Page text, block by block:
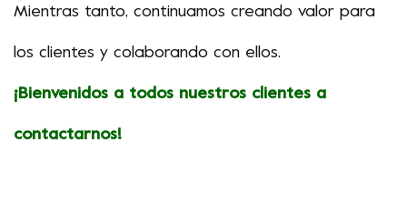
Mientras tanto, continuamos creando valor para
los clientes y colaborando con ellos.
¡Bienvenidos a todos nuestros clientes a
contactarnos!